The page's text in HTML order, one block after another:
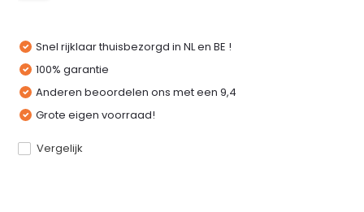
Snel rijklaar thuisbezorgd in NL en BE !
100% garantie
Anderen beoordelen ons met een 9,4
Grote eigen voorraad!
Vergelijk